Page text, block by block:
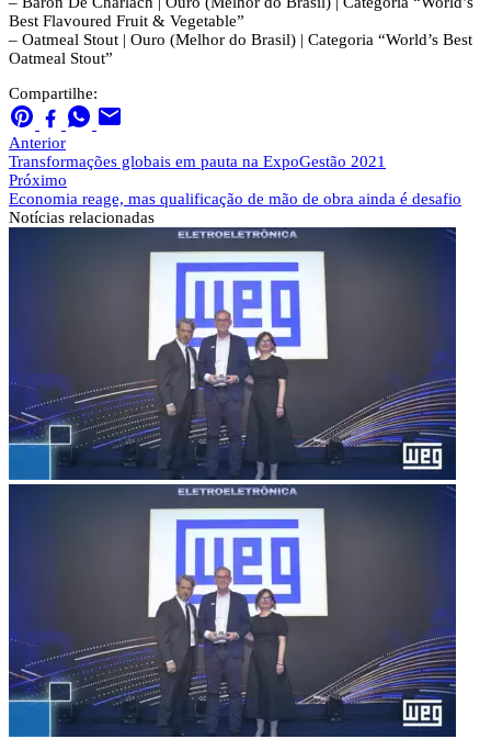
Best Flavoured Fruit & Vegetable”
– Oatmeal Stout | Ouro (Melhor do Brasil) | Categoria “World’s Best
Oatmeal Stout”
Compartilhe:
Anterior
Transformações globais em pauta na ExpoGestão 2021
Próximo
Economia reage, mas qualificação de mão de obra ainda é desafio
Notícias relacionadas